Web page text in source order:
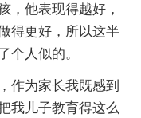
，他表现得越好，
得更好，所以这半
个人似的。
为家长我既感到
我儿子教育得这么